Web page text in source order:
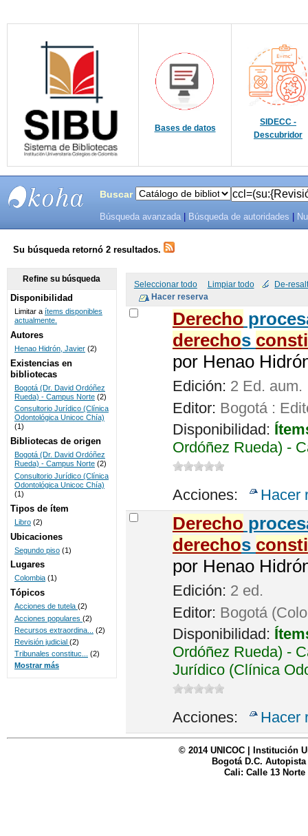
Bases de datos
SIDECC -
Descubridor
SISTEMAS
DE
BIBLIOTECAS
UNICOC
Buscar
Búsqueda avanzada Búsqueda de autoridades
Su búsqueda retornó 2 resultados.
Seleccionar todo Limpiar todo De-
Derecho
derechos
por Henao
Edición: 2 Ed. aum.
Editor: Bogotá :
Disponibilidad:
Ordóñez Rueda) -
Acciones: Hacer
Derecho
derechos
por Henao
Edición: 2 ed.
Editor: Bogotá
Disponibilidad:
Ordóñez Rueda) -
Jurídico (Clínica
Acciones: Hacer
Refine su búsqueda
Disponibilidad
Limitar a ítems disponibles
actualmente.
Autores
Henao Hidrón, Javier (2)
Existencias en
bibliotecas
Bogotá (Dr. David Ordóñez
Rueda) - Campus Norte (2)
Consultorio Jurídico (Clínica
Odontológica Unicoc Chía)
(1)
Bibliotecas de origen
Bogotá (Dr. David Ordóñez
Rueda) - Campus Norte (2)
Consultorio Jurídico (Clínica
Odontológica Unicoc Chía)
(1)
Tipos de ítem
Libro (2)
Ubicaciones
Segundo piso (1)
Lugares
Colombia (1)
Tópicos
Acciones de tutela (2)
Acciones populares (2)
Recursos extraordina...
(2)
Revisión judicial (2)
Tribunales constituc...
(2)
Mostrar más
© 2014 UNICOC | Institución
Bogotá D.C. Autopista
Cali: Calle 13 Norte